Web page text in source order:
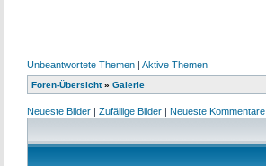
Unbeantwortete Themen | Aktive Themen
Foren-Übersicht» Galerie
Neueste Bilder | Zufällige Bilder | Neueste Kommentare